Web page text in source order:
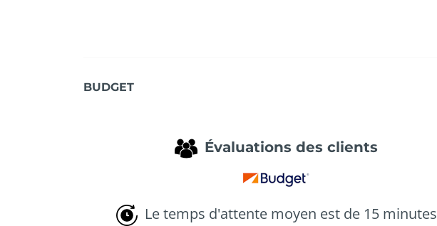
BUDGET
Évaluations des clients
Le temps d'attente moyen est de 15 minutes